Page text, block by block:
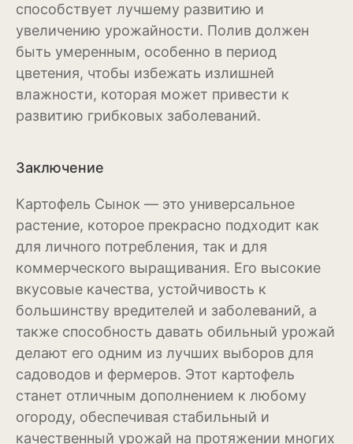
Ель
Жимолость
Ива
Кипарисовик
Можжевельник
Пихта
Пузыреплодник
Сирень
Спирея
Туя
способствует лучшему развитию и
увеличению урожайности. Полив должен
быть умеренным, особенно в период
цветения, чтобы избежать излишней
влажности, которая может привести к
развитию грибковых заболеваний.
Заключение
Картофель Сынок — это универсальное
растение, которое прекрасно подходит как
для личного потребления, так и для
коммерческого выращивания. Его высокие
вкусовые качества, устойчивость к
большинству вредителей и заболеваний, а
также способность давать обильный урожай
делают его одним из лучших выборов для
садоводов и фермеров. Этот картофель
станет отличным дополнением к любому
огороду, обеспечивая стабильный и
качественный урожай на протяжении многих